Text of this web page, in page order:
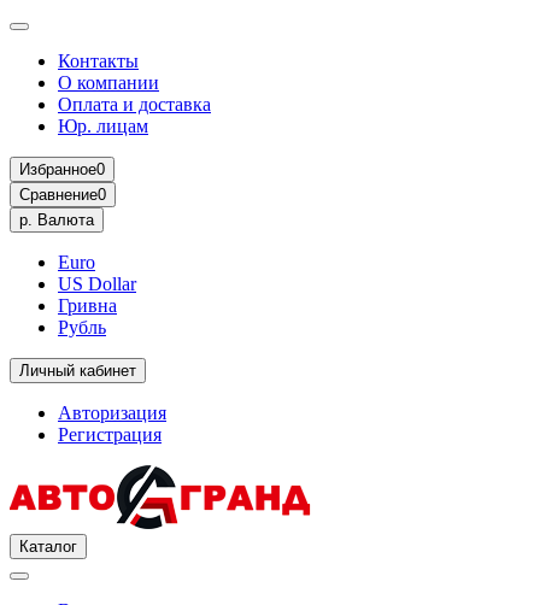
Контакты
О компании
Оплата и доставка
Юр. лицам
Избранное0
Сравнение0
р. Валюта
Euro
US Dollar
Гривна
Рубль
Личный кабинет
Авторизация
Регистрация
Каталог